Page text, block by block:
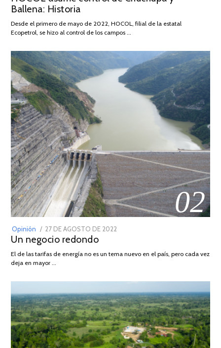
2026
Ballena: Historia
Desde el primero de mayo de 2022, HOCOL, filial de la estatal
Ecopetrol, se hizo al control de los campos …
02
Opinión
POSTED
ON
27 DE AGOSTO DE 2022
DE
Un negocio redondo
El de las tarifas de energía no es un tema nuevo en el país, pero cada vez
deja en mayor …